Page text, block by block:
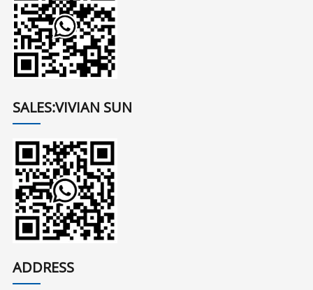
SALES:VIVIAN SUN
ADDRESS